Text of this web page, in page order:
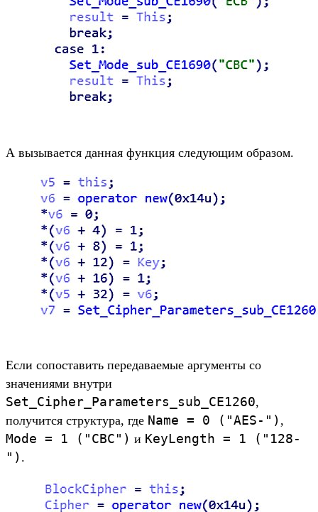
А вызывается данная функция следующим образом.
Если сопоставить передаваемые аргументы со
значениями внутри
Set_Cipher_Parameters_sub_CE1260,
получится структура, где Name = 0 ("AES-") ,
Mode = 1 ("CBC") и KeyLength = 1 ("128-
") .